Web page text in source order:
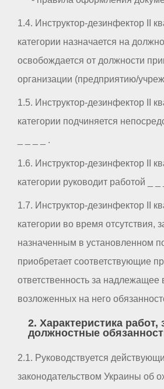
1.4. Инструктор-дезинфектор II
категории назначается на
освобождается от должности
организации (предприятию/
1.5. Инструктор-дезинфектор II
категории подчиняется
_ _ _ _ .
1.6. Инструктор-дезинфектор II
категории руководит работой _
1.7. Инструктор-дезинфектор II
категории во время отсутствия,
назначенным в установленном
приобретает соответствующие
ответственность за
возложенных на него
2. Характеристика работ,
должностные
2.1. Руководствуется
законодательством Украины об